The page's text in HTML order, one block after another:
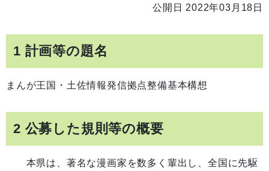
公開日 2022年03月18日
1 計画等の題名
まんが王国・土佐情報発信拠点整備基本構想
2 公募した規則等の概要
本県は、著名な漫画家を数多く輩出し、全国に先駆